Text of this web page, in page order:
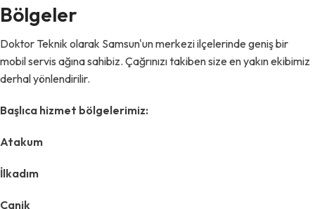
Bölgeler
Doktor Teknik olarak Samsun'un merkezi ilçelerinde geniş bir
mobil servis ağına sahibiz. Çağrınızı takiben size en yakın ekibimiz
derhal yönlendirilir.
Başlıca hizmet bölgelerimiz:
Atakum
İlkadım
Canik